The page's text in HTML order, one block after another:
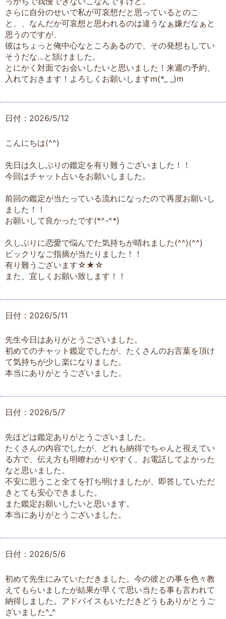
さらに自分のせいで私が可哀想だと思っているとのこ
と、、なんだか可哀想と思われるのは違うなぁ嫌だなぁと
思うのですが、
彼はちょっと俺中心なところあるので、その発想もしてい
そうだな…と頷けました。
とにかく対面でお会いしたいと思いました！来週の予約、
入れておきます！よろしくお願いしますm(*_ _)m
日付：2026/5/12
こんにちは(^^)
先日は久しぶりの鑑定を有り難うございました！！
今回はチャット占いをお願いしました。
前回の鑑定が当たっている流れになったので再度お願いし
ました！！
お願いして良かったです(*^-^*)
久しぶりに恋愛で悩んでた気持ちが晴れました(^^)(^^)
ビックリなご指摘が当たりました！！
有り難うございます☆★☆
また、宜しくお願い致します！！
日付：2026/5/11
先生今日はありがとうございました。
初めてのチャット鑑定でしたが、たくさんのお言葉を頂け
て気持ちが少し楽になりました。
本当にありがとうございました。
日付：2026/5/7
先ほどは鑑定ありがとうございました。
たくさんの内容でしたが、どれも納得でちゃんと視えてい
る方で、伝え方も明瞭わかりやすく、お電話してよかった
なと思いました。
不安に思うこと全てを打ち明けましたが、即答していただ
きとても安心できました。
また鑑定お願いしたいと思います。
本当にありがとうございました。
日付：2026/5/6
初めて先生にみていただきました。今の彼との事を色々教
えてもらいましたが結果が早くて思い当たる事も言われて
納得しました。アドバイスもいただきどうもありがとうご
ざいました^_^